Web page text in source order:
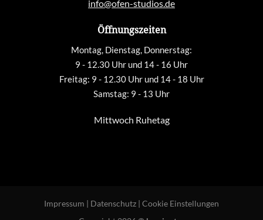
info@ofen-studios.de
Öffnungszeiten
Montag, Dienstag, Donnerstag:
9 - 12.30 Uhr und 14 - 16 Uhr
Freitag: 9 - 12.30 Uhr und 14 - 18 Uhr
Samstag: 9 - 13 Uhr
Mittwoch Ruhetag
Impressum | Datenschutz | Cookie Einstellungen